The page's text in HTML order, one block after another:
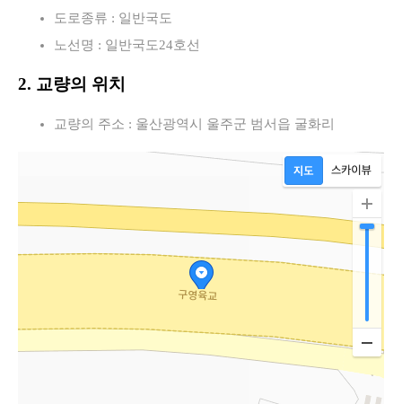
도로종류 : 일반국도
노선명 : 일반국도24호선
2. 교량의 위치
교량의 주소 : 울산광역시 울주군 범서읍 굴화리